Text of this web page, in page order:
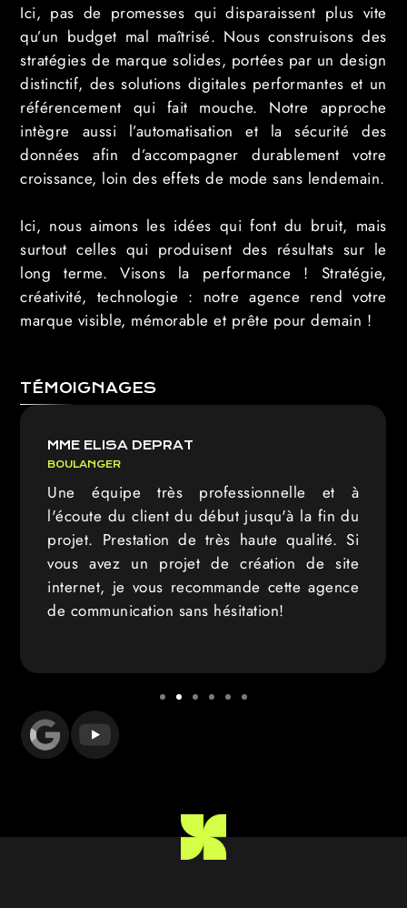
Ici, pas de promesses qui disparaissent plus vite
qu’un budget mal maîtrisé. Nous construisons des
stratégies de marque solides, portées par un design
distinctif, des solutions digitales performantes et un
référencement qui fait mouche. Notre approche
intègre aussi l’automatisation et la sécurité des
données afin d’accompagner durablement votre
croissance, loin des effets de mode sans lendemain.
Ici, nous aimons les idées qui font du bruit, mais
surtout celles qui produisent des résultats sur le
long terme. Visons la performance ! Stratégie,
créativité, technologie : notre agence rend votre
marque visible, mémorable et prête pour demain !
TÉMOIGNAGES
MME ELISA DEPRAT
BOULANGER
Une équipe très professionnelle et à
l'écoute du client du début jusqu'à la fin du
projet. Prestation de très haute qualité. Si
vous avez un projet de création de site
internet, je vous recommande cette agence
de communication sans hésitation!